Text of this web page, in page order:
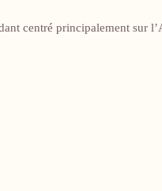
centré principalement sur